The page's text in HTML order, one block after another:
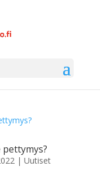
| Uutiset